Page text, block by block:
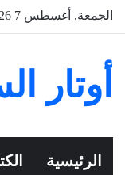
الجمعة, أغسطس 7 2026
أوتار
الرئيسية